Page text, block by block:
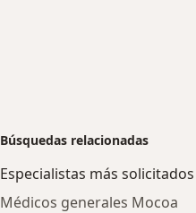
Búsquedas relacionadas
Especialistas más solicitados
Médicos generales Mocoa